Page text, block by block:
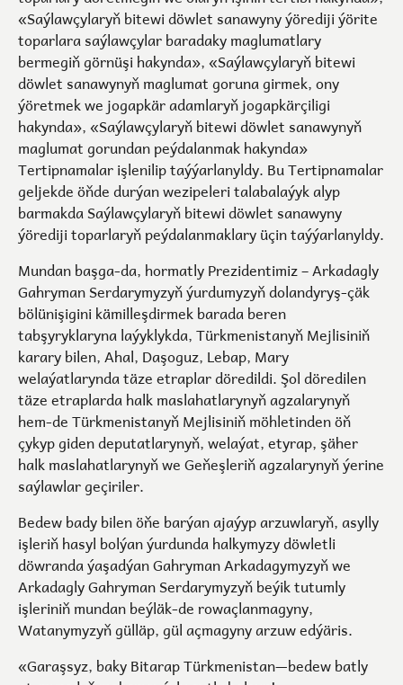
«Saýlawçylaryň bitewi döwlet sanawyny ýörediji ýörite
toparlara saýlawçylar baradaky maglumatlary
bermegiň görnüşi hakynda», «Saýlawçylaryň bitewi
döwlet sanawynyň maglumat goruna girmek, ony
ýöretmek we jogapkär adamlaryň jogapkärçiligi
hakynda», «Saýlawçylaryň bitewi döwlet sanawynyň
maglumat gorundan peýdalanmak hakynda»
Tertipnamalar işlenilip taýýarlanyldy. Bu Tertipnamalar
geljekde öňde durýan wezipeleri talabalaýyk alyp
barmakda Saýlawçylaryň bitewi döwlet sanawyny
ýörediji toparlaryň peýdalanmaklary üçin taýýarlanyldy.
Mundan başga-da, hormatly Prezidentimiz – Arkadagly
Gahryman Serdarymyzyň ýurdumyzyň dolandyryş-çäk
bölünişigini kämilleşdirmek barada beren
tabşyryklaryna laýyklykda, Türkmenistanyň Mejlisiniň
karary bilen, Ahal, Daşoguz, Lebap, Mary
welaýatlarynda täze etraplar döredildi. Şol döredilen
täze etraplarda halk maslahatlarynyň agzalarynyň
hem-de Türkmenistanyň Mejlisiniň möhletinden öň
çykyp giden deputatlarynyň, welaýat, etyrap, şäher
halk maslahatlarynyň we Geňeşleriň agzalarynyň ýerine
saýlawlar geçiriler.
Bedew bady bilen öňe barýan ajaýyp arzuwlaryň, asylly
işleriň hasyl bolýan ýurdunda halkymyzy döwletli
döwranda ýaşadýan Gahryman Arkadagymyzyň we
Arkadagly Gahryman Serdarymyzyň beýik tutumly
işleriniň mundan beýläk-de rowaçlanmagyny,
Watanymyzyň gülläp, gül açmagyny arzuw edýäris.
«Garaşsyz, baky Bitarap Türkmenistan—bedew batly